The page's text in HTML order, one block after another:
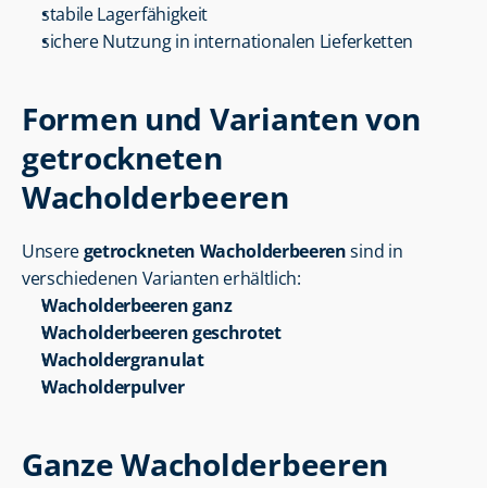
stabile Lagerfähigkeit
sichere Nutzung in internationalen Lieferketten
Formen und Varianten von
getrockneten
Wacholderbeeren
Unsere getrockneten Wacholderbeeren sind in
verschiedenen Varianten erhältlich:
Wacholderbeeren ganz
Wacholderbeeren geschrotet
Wacholdergranulat
Wacholderpulver
Ganze Wacholderbeeren